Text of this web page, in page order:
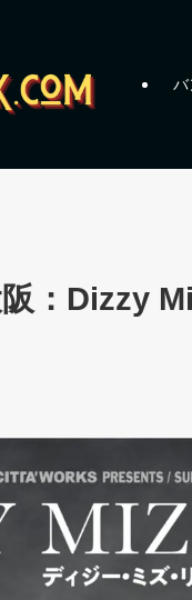
バ
：Dizzy